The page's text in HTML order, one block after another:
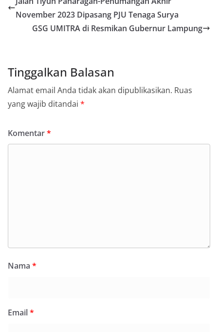
November 2023 Dipasang PJU Tenaga Surya
GSG UMITRA di Resmikan Gubernur Lampung
Tinggalkan Balasan
Alamat email Anda tidak akan dipublikasikan. Ruas
yang wajib ditandai *
Komentar*
Nama *
Email*